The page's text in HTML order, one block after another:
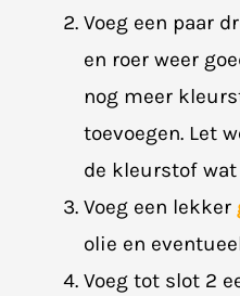
Voeg een paar
en roer weer
nog meer
toevoegen. Let
de kleurstof
Voeg een lekker
olie en
Voeg tot slot 2